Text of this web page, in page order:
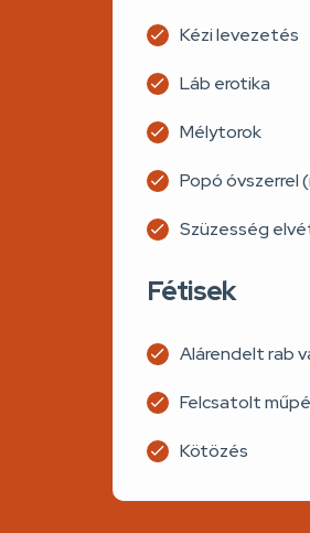
Kézi levezetés
Láb erotika
Mélytorok
Popó
Szüzesség
Fétisek
Alárendelt rab
Felcsatolt
Kötözés